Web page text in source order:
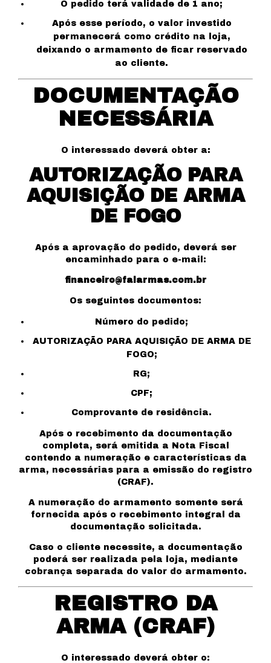
O pedido terá validade de 1 ano;
Após esse período, o valor investido
permanecerá como crédito na loja,
deixando o armamento de ficar reservado
ao cliente.
DOCUMENTAÇÃO
NECESSÁRIA
O interessado deverá obter a:
AUTORIZAÇÃO PARA
AQUISIÇÃO DE ARMA
DE FOGO
Após a aprovação do pedido, deverá ser
encaminhado para o e-mail:
financeiro@falarmas.com.br
Os seguintes documentos:
Número do pedido;
AUTORIZAÇÃO PARA AQUISIÇÃO DE ARMA DE
FOGO;
RG;
CPF;
Comprovante de residência.
Após o recebimento da documentação
completa, será emitida a Nota Fiscal
contendo a numeração e características da
arma, necessárias para a emissão do registro
(CRAF).
A numeração do armamento somente será
fornecida após o recebimento integral da
documentação solicitada.
Caso o cliente necessite, a documentação
poderá ser realizada pela loja, mediante
cobrança separada do valor do armamento.
REGISTRO DA
ARMA (CRAF)
O interessado deverá obter o: